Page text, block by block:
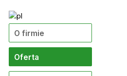
O firmie
Oferta